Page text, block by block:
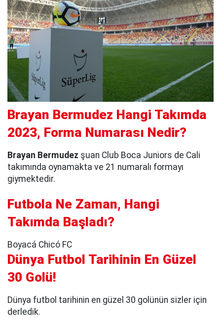
Brayan Bermudez Hangi Takımda
2023, Forma Numarası Nedir?
Brayan Bermudez şuan Club Boca Juniors de Cali
takımında oynamakta ve 21 numaralı formayı
giymektedir.
Futbola Ne Zaman, Hangi
Takımda Başladı?
Boyacá Chicó FC
Dünya Futbol Tarihinin En Güzel
30 Golü!
Dünya futbol tarihinin en güzel 30 golünün sizler için
derledik.